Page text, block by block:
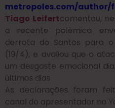
metropoles.com/
Tiago Leifertcomentou,
a recente polêmica
derrota do Santos para o
(19/4), e avaliou que o
um desgaste emocional
últimos dias.
As declarações foram
canal do apresentador no